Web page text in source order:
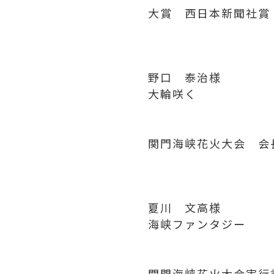
大賞 西日本新聞社賞
野口 泰治様
大輪咲く
関門海峡花火大会 会
夏川 文高様
海峡ファンタジー